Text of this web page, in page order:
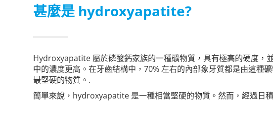
甚麼是 hydroxyapatite?
Hydroxyapatite 屬於磷酸鈣家族的一種礦物質，具有極高的硬度
中的濃度更高。在牙齒結構中，70% 左右的內部象牙質都是由這
最堅硬的物質。.
簡單來說，hydroxyapatite 是一種相當堅硬的物質。然而，經過日